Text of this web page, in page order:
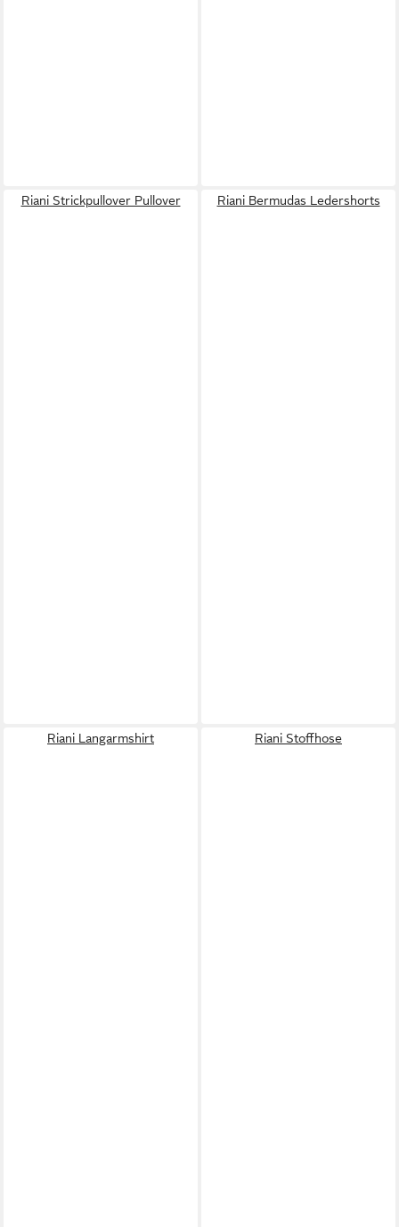
Riani Strickpullover Pullover Riani Bermudas Ledershorts
Riani Langarmshirt Riani Stoffhose